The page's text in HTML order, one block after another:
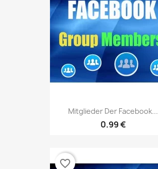
Mitglieder Der Facebook...
0.99 €
favorite_border